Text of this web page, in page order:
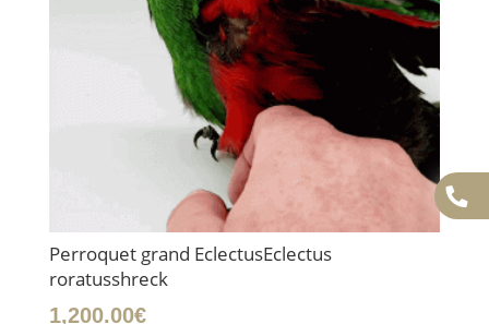
Perroquet grand EclectusEclectus
roratusshreck
1,200.00€